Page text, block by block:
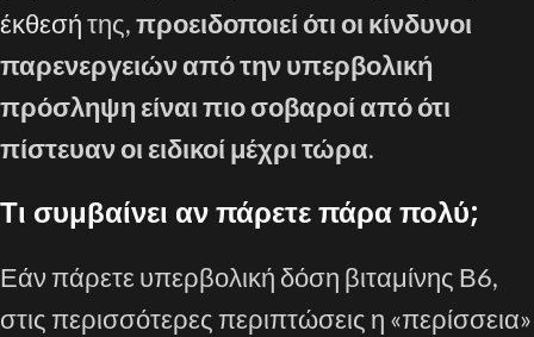
έκθεσήτης,προειδοποιεί ότι οι κίνδυνοι
παρενεργειών από την υπερβολική
πρόσληψη είναι πιο σοβαροί από ότι
πίστευαν οι ειδικοί μέχρι τώρα.
Τι συμβαίνει αν πάρετε πάρα πολύ;
Εάν πάρετε υπερβολική δόση βιταμίνης Β6,
στις περισσότερες περιπτώσεις η «περίσσεια»